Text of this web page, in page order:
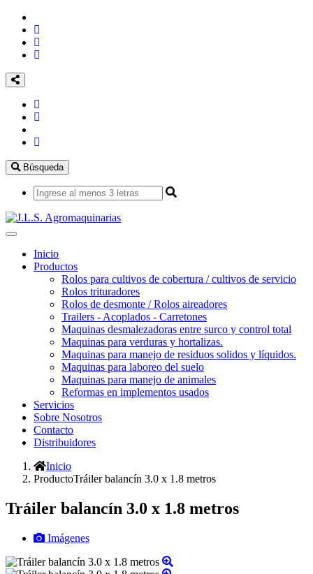
Búsqueda
Toggle
navigation
Inicio
Productos
Rolos para cultivos de cobertura / cultivos de servicio
Rolos trituradores
Rolos de desmonte / Rolos aireadores
Trailers - Acoplados - Carretones
Maquinas desmalezadoras entre surco y control total
Maquinas para verduras y hortalizas.
Maquinas para manejo de residuos solidos y líquidos.
Maquinas para laboreo del suelo
Maquinas para manejo de animales
Reformas en implementos usados
Servicios
Sobre Nosotros
Contacto
Distribuidores
Inicio
ProductoTráiler balancín 3.0 x 1.8 metros
Tráiler balancín 3.0 x 1.8 metros
Imágenes